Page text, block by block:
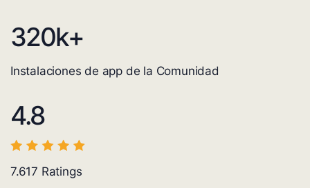
320k+
Instalaciones de app de la Comunidad
4.8
7.617 Ratings